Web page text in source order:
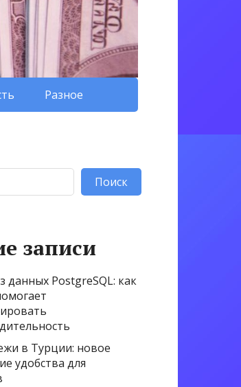
Разное
Поиск
записи
данных PostgreSQL: как
в Турции: новое
удобства для